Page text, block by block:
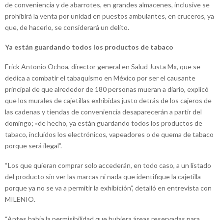
de conveniencia y de abarrotes, en grandes almacenes, inclusive se
prohibirá la venta por unidad en puestos ambulantes, en cruceros, ya
que, de hacerlo, se considerará un delito.
Ya están guardando todos los productos de tabaco
Erick Antonio Ochoa, director general en Salud Justa Mx, que se
dedica a combatir el tabaquismo en México por ser el causante
principal de que alrededor de 180 personas mueran a diario, explicó
que los murales de cajetillas exhibidas justo detrás de los cajeros de
las cadenas y tiendas de conveniencia desaparecerán a partir del
domingo; «de hecho, ya están guardando todos los productos de
tabaco, incluidos los electrónicos, vapeadores o de quema de tabaco
porque será ilegal”.
“Los que quieran comprar solo accederán, en todo caso, a un listado
del producto sin ver las marcas ni nada que identifique la cajetilla
porque ya no se va a permitir la exhibición”, detalló en entrevista con
MILENIO.